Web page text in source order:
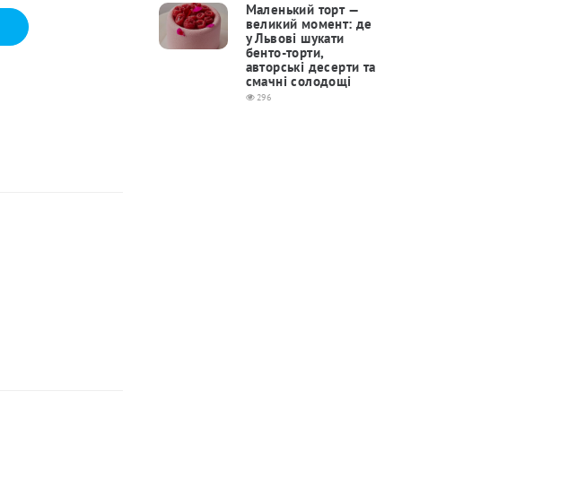
Маленький торт —
великий момент: де
у Львові шукати
бенто-торти,
авторські десерти та
смачні солодощі
296